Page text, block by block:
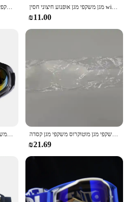
אופנוע רכיבה משקפיים אנטי חול מוטוקרוס משקפי שמש ספורט סקי משקפי החלקה Windproof Dustproof UV 400 הילוכים מגן מגן משקפי מגן אופנוע חיצוני חסין windproof eyewear טקטי אנטי-פיצוץ מגן מגן משקפי סקי
₪11.00
אופנוע משקפיים נגד זוהר מוטוקרוס משקפי שמש ספורט משקפי מגן מגן מגן שיניים אופנוע משקפיים משקפי מגן מוטוקרוס משקפי מגן קסדה mx מוטו לכלוך אופניים atv סקי ספורט חיצוני זכוכית סקוטית
₪21.69